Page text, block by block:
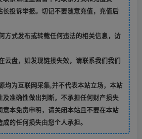
长投诉举报。切记不要随意充值，充值后
方式发布或转载任何违法的相关信息，访
云盘，如发现链接失效，请联系我们我们
均为互联网采集,并不代表本站立场，本站
准确性做出判断，不承担任何财产损失
本免责申明，请关闭本站且不要在本站
的任何损失由您个人承担。